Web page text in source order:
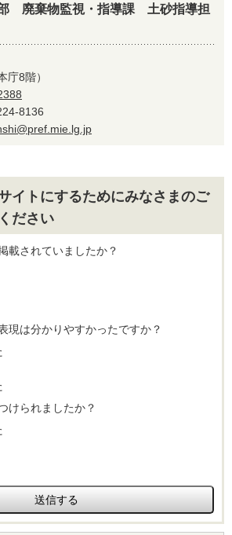
廃棄物監視・指導課 土砂指導担
庁8階）
8136
イトにするためにみなさまのご
ださい
載されていましたか？
現は分かりやすかったですか？
けられましたか？